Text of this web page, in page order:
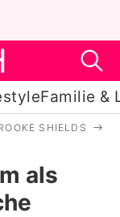
Familie &
SHIELDS
als